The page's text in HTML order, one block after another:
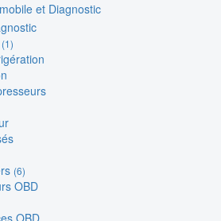
et Diagnostic
(1)
(6)
OBD
OBD